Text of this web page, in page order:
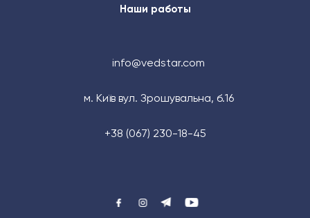
Наши работы
info@vedstar.com
м. Київ вул. Зрошувальна, б.16
+38 (067) 230-18-45